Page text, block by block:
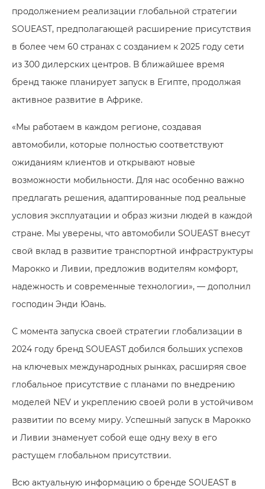
продолжением реализации глобальной стратегии
SOUEAST, предполагающей расширение присутствия
в более чем 60 странах с созданием к 2025 году сети
из 300 дилерских центров. В ближайшее время
бренд также планирует запуск в Египте, продолжая
активное развитие в Африке.
«Мы работаем в каждом регионе, создавая
автомобили, которые полностью соответствуют
ожиданиям клиентов и открывают новые
возможности мобильности. Для нас особенно важно
предлагать решения, адаптированные под реальные
условия эксплуатации и образ жизни людей в каждой
стране. Мы уверены, что автомобили SOUEAST внесут
свой вклад в развитие транспортной инфраструктуры
Марокко и Ливии, предложив водителям комфорт,
надежность и современные технологии», — дополнил
господин Энди Юань.
С момента запуска своей стратегии глобализации в
2024 году бренд SOUEAST добился больших успехов
на ключевых международных рынках, расширяя свое
глобальное присутствие с планами по внедрению
моделей NEV и укреплению своей роли в устойчивом
развитии по всему миру. Успешный запуск в Марокко
и Ливии знаменует собой еще одну веху в его
растущем глобальном присутствии.
Всю актуальную информацию о бренде SOUEAST в